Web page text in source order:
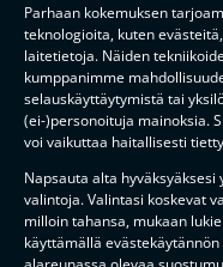
Parhaan kokemuksen
teknologioita, kuten
laitetietoja. Näiden
kumppanimme
selauskäyttäytymistä tai
(ei-)personoituja mainoksia.
voi vaikuttaa haitallisesti
Napsauta alta
valintoja. Valintasi koskevat
milloin tahansa, mukaan
käyttämällä
alareunassa olevaa
F-